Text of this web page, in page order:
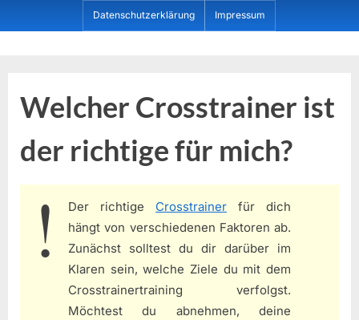
to
Datenschutzerklärung Impressum
Welcher Crosstrainer ist
der richtige für mich?
Der richtige Crosstrainer für dich
hängt von verschiedenen Faktoren ab.
Zunächst solltest du dir darüber im
Klaren sein, welche Ziele du mit dem
Crosstrainertraining verfolgst.
Möchtest du abnehmen, deine